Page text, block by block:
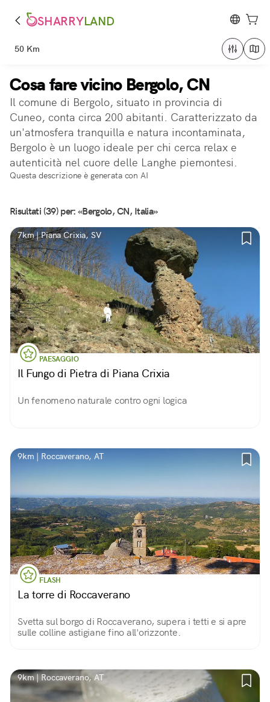
SHARRYLAND
50 Km
Cosa fare vicino Bergolo, CN
Il comune di Bergolo, situato in provincia di
Cuneo, conta circa 200 abitanti. Caratterizzato da
un'atmosfera tranquilla e natura incontaminata,
Bergolo è un luogo ideale per chi cerca relax e
autenticità nel cuore delle Langhe piemontesi.
Questa descrizione è generata con AI
Risultati (39) per: «Bergolo, CN, Italia»
7km | Piana Crixia, SV
PAESAGGIO
Il Fungo di Pietra di Piana Crixia
Un fenomeno naturale contro ogni logica
9km | Roccaverano, AT
FLASH
La torre di Roccaverano
Svetta sul borgo di Roccaverano, supera i tetti e si apre
sulle colline astigiane fino all'orizzonte.
9km | Roccaverano, AT